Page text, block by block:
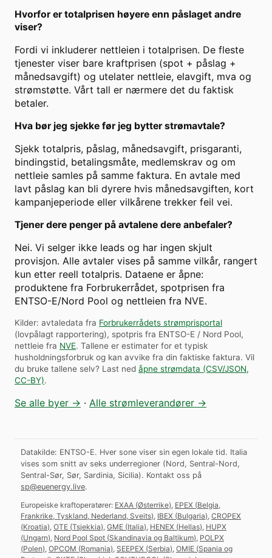
Hvorfor er totalprisen høyere enn påslaget andre
viser?
Fordi vi inkluderer nettleien i totalprisen. De fleste
tjenester viser bare kraftprisen (spot + påslag +
månedsavgift) og utelater nettleie, elavgift, mva og
strømstøtte. Vårt tall er nærmere det du faktisk
betaler.
Hva bør jeg sjekke før jeg bytter strømavtale?
Sjekk totalpris, påslag, månedsavgift, prisgaranti,
bindingstid, betalingsmåte, medlemskrav og om
nettleie samles på samme faktura. En avtale med
lavt påslag kan bli dyrere hvis månedsavgiften, kort
kampanjeperiode eller vilkårene trekker feil vei.
Tjener dere penger på avtalene dere anbefaler?
Nei. Vi selger ikke leads og har ingen skjult
provisjon. Alle avtaler vises på samme vilkår, rangert
kun etter reell totalpris. Dataene er åpne:
produktene fra Forbrukerrådet, spotprisen fra
ENTSO-E/Nord Pool og nettleien fra NVE.
Kilder: avtaledata fra Forbrukerrådets strømprisportal
(lovpålagt rapportering), spotpris fra ENTSO-E / Nord Pool,
nettleie fra NVE. Tallene er estimater for et typisk
husholdningsforbruk og kan avvike fra din faktiske faktura. Vil
du bruke tallene selv? Last ned åpne strømdata (CSV/JSON,
CC-BY).
Se alle byer → · Alle strømleverandører →
Datakilde: ENTSO-E. Hver sone viser sin egen lokale tid. Italia
vises som snitt av seks underregioner (Nord, Sentral-Nord,
Sentral-Sør, Sør, Sardinia, Sicilia). Kontakt oss på
sp@euenergy.live.
Europeiske kraftoperatører: EXAA (Østerrike), EPEX (Belgia,
Frankrike, Tyskland, Nederland, Sveits), IBEX (Bulgaria), CROPEX
(Kroatia), OTE (Tsjekkia), GME (Italia), HENEX (Hellas), HUPX
(Ungarn), Nord Pool Spot (Skandinavia og Baltikum), POLPX
(Polen), OPCOM (Romania), SEEPEX (Serbia), OMIE (Spania og